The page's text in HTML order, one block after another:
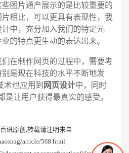
图片通产展示的是比较重要的
相比，可以更具有表现性，我
中，充分加入我们的特定元
的特点更生动的表达出来。
制作网页的过程中，需要考
是现在科技的水平不断地发
术也应用到 网页设计中，同时
是让用户获得最真实的感受。
讯原创,转载请注明来自
article/568.html